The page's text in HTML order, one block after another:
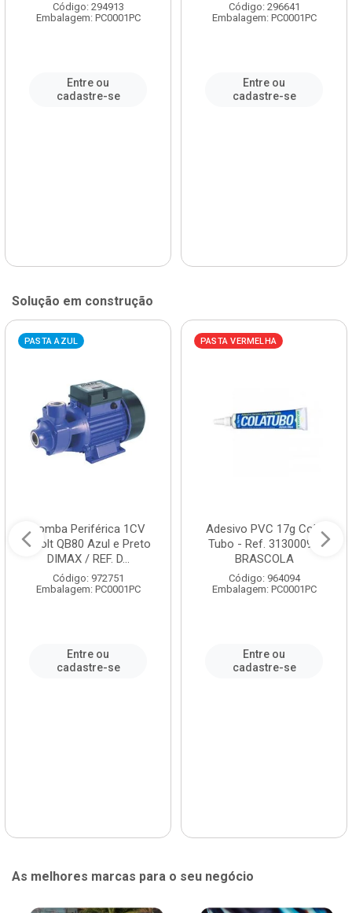
Código: 294913
Embalagem: PC0001PC
Entre ou
cadastre-se
Código: 296641
Embalagem: PC0001PC
Entre ou
cadastre-se
Solução em construção
PASTA AZUL
Bomba Periférica 1CV
Bivolt QB80 Azul e Preto
DIMAX / REF. D...
Código: 972751
Embalagem: PC0001PC
Entre ou
cadastre-se
PASTA VERMELHA
Adesivo PVC 17g Cola
Tubo - Ref. 3130009 -
BRASCOLA
Código: 964094
Embalagem: PC0001PC
Entre ou
cadastre-se
As melhores marcas para o seu negócio